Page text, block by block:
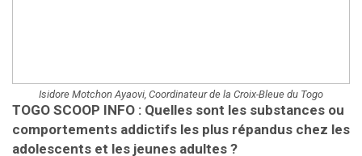
Isidore Motchon Ayaovi, Coordinateur de la Croix-Bleue du Togo
TOGO SCOOP INFO : Quelles sont les substances ou
comportements addictifs les plus répandus chez les
adolescents et les jeunes adultes ?